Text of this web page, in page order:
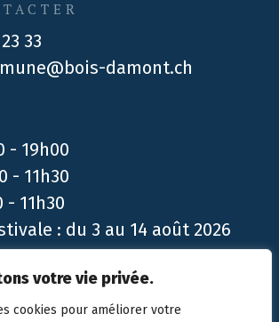
votre vie privée.
cookies pour améliorer votre
33
damont.ch
- 19h00
- 11h30
- 11h30
: du 3 au 14 août 2026
Sàrl| Technique :Stimul